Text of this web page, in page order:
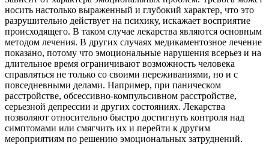
носить настолько выраженный и глубокий характер, что это
разрушительно действует на психику, искажает восприятие
происходящего. В таком случае лекарства являются основным
методом лечения. В других случаях медикаментозное лечение
показано, потому что эмоциональные нарушения всерьез и на
длительное время ограничивают возможность человека
справляться не только со своими переживаниями, но и с
повседневными делами. Например, при паническом
расстройстве, обсессивно-компульсивном расстройстве,
серьезной депрессии и других состояниях. Лекарства
позволяют относительно быстро достигнуть контроля над
симптомами или смягчить их и перейти к другим
мероприятиям по решению эмоциональных затруднений.